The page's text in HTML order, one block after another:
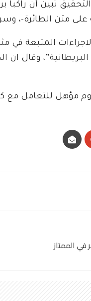
تبين أن
المتبعة في
وقال ان
مؤهل للتعامل مع
في الممتاز